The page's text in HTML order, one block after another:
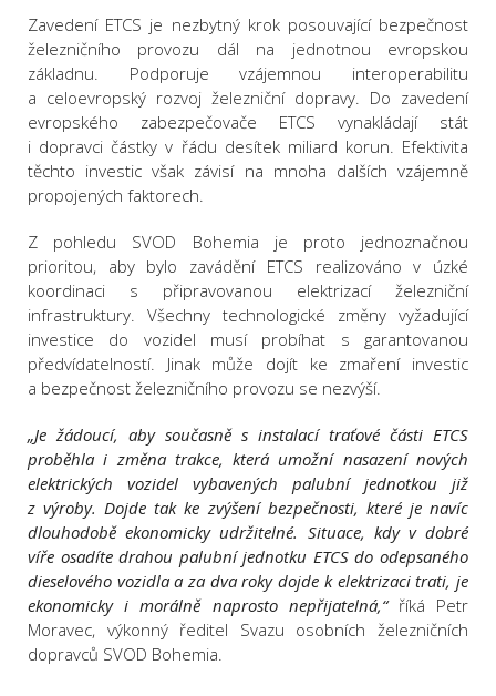
Zavedení ETCS je nezbytný krok posouvající bezpečnost
železničního provozu dál na jednotnou evropskou
základnu. Podporuje vzájemnou interoperabilitu
a celoevropský rozvoj železniční dopravy. Do zavedení
evropského zabezpečovače ETCS vynakládají stát
i dopravci částky v řádu desítek miliard korun. Efektivita
těchto investic však závisí na mnoha dalších vzájemně
propojených faktorech.
Z pohledu SVOD Bohemia je proto jednoznačnou
prioritou, aby bylo zavádění ETCS realizováno v úzké
koordinaci s připravovanou elektrizací železniční
infrastruktury. Všechny technologické změny vyžadující
investice do vozidel musí probíhat s garantovanou
předvídatelností. Jinak může dojít ke zmaření investic
a bezpečnost železničního provozu se nezvýší.
„Je žádoucí, aby současně s instalací traťové části ETCS
proběhla i změna trakce, která umožní nasazení nových
elektrických vozidel vybavených palubní jednotkou již
z výroby. Dojde tak ke zvýšení bezpečnosti, které je navíc
dlouhodobě ekonomicky udržitelné. Situace, kdy v dobré
víře osadíte drahou palubní jednotku ETCS do odepsaného
dieselového vozidla a za dva roky dojde k elektrizaci trati, je
ekonomicky i morálně naprosto nepřijatelná,“ říká Petr
Moravec, výkonný ředitel Svazu osobních železničních
dopravců SVOD Bohemia.